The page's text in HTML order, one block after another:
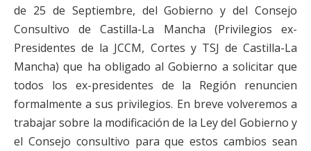
de 25 de Septiembre, del Gobierno y del Consejo
Consultivo de Castilla-La Mancha (Privilegios ex-
Presidentes de la JCCM, Cortes y TSJ de Castilla-La
Mancha) que ha obligado al Gobierno a solicitar que
todos los ex-presidentes de la Región renuncien
formalmente a sus privilegios. En breve volveremos a
trabajar sobre la modificación de la Ley del Gobierno y
el Consejo consultivo para que estos cambios sean